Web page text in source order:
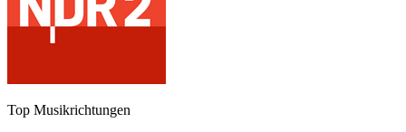
Top Musikrichtungen